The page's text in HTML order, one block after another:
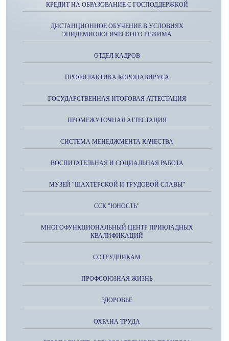
КРЕДИТ НА ОБРАЗОВАНИЕ С ГОСПОДДЕРЖКОЙ
ДИСТАНЦИОННОЕ ОБУЧЕНИЕ В УСЛОВИЯХ
ЭПИДЕМИОЛОГИЧЕСКОГО РЕЖИМА
ОТДЕЛ КАДРОВ
ПРОФИЛАКТИКА КОРОНАВИРУСА
ГОСУДАРСТВЕННАЯ ИТОГОВАЯ АТТЕСТАЦИЯ
ПРОМЕЖУТОЧНАЯ АТТЕСТАЦИЯ
СИСТЕМА МЕНЕДЖМЕНТА КАЧЕСТВА
ВОСПИТАТЕЛЬНАЯ И СОЦИАЛЬНАЯ РАБОТА
МУЗЕЙ "ШАХТЁРСКОЙ И ТРУДОВОЙ СЛАВЫ"
ССК "ЮНОСТЬ"
МНОГОФУНКЦИОНАЛЬНЫЙ ЦЕНТР ПРИКЛАДНЫХ
КВАЛИФИКАЦИЙ
СОТРУДНИКАМ
ПРОФСОЮЗНАЯ ЖИЗНЬ
ЗДОРОВЬЕ
ОХРАНА ТРУДА